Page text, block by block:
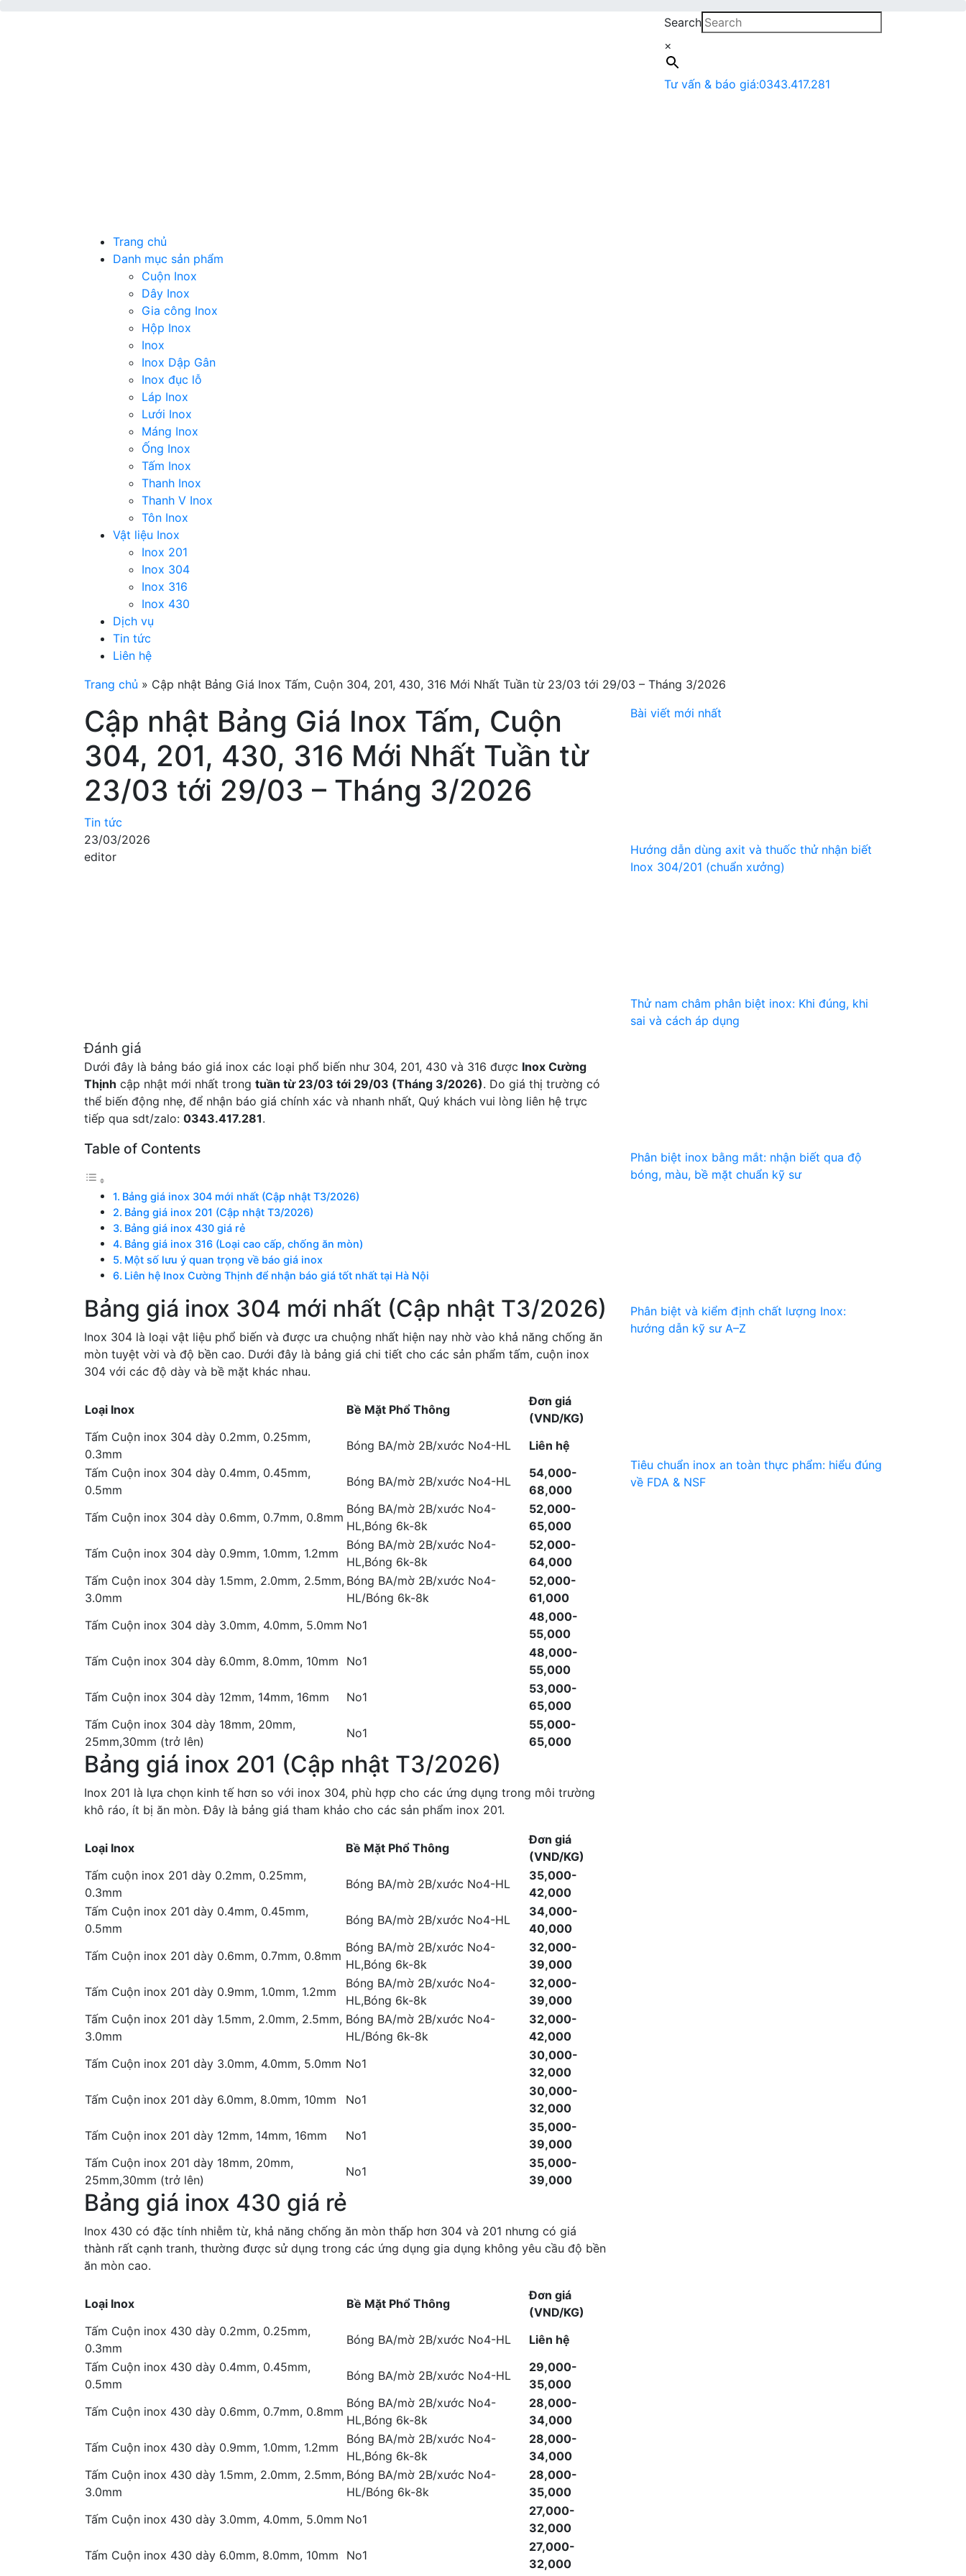
Search
×
Tư vấn & báo giá:0343.417.281
Trang chủ
Danh mục sản phẩm
Cuộn Inox
Dây Inox
Gia công Inox
Hộp Inox
Inox
Inox Dập Gân
Inox đục lỗ
Láp Inox
Lưới Inox
Máng Inox
Ống Inox
Tấm Inox
Thanh Inox
Thanh V Inox
Tôn Inox
Vật liệu Inox
Inox 201
Inox 304
Inox 316
Inox 430
Dịch vụ
Tin tức
Liên hệ
Trang chủ » Cập nhật Bảng Giá Inox Tấm, Cuộn 304, 201, 430, 316 Mới Nhất Tuần từ 23/03 tới 29/03 – Tháng 3/2026
Cập nhật Bảng Giá Inox Tấm, Cuộn
304, 201, 430, 316 Mới Nhất Tuần từ
23/03 tới 29/03 – Tháng 3/2026
Tin tức
23/03/2026
editor
Đánh giá
Dưới đây là bảng báo giá inox các loại phổ biến như 304, 201, 430 và 316 được Inox Cường
Thịnh cập nhật mới nhất trong tuần từ 23/03 tới 29/03 (Tháng 3/2026). Do giá thị trường có
thể biến động nhẹ, để nhận báo giá chính xác và nhanh nhất, Quý khách vui lòng liên hệ trực
tiếp qua sdt/zalo: 0343.417.281.
Table of Contents
Bảng giá inox 304 mới nhất (Cập nhật T3/2026)
Bảng giá inox 201 (Cập nhật T3/2026)
Bảng giá inox 430 giá rẻ
Bảng giá inox 316 (Loại cao cấp, chống ăn mòn)
Một số lưu ý quan trọng về báo giá inox
Liên hệ Inox Cường Thịnh để nhận báo giá tốt nhất tại Hà Nội
Bảng giá inox 304 mới nhất (Cập nhật T3/2026)
Inox 304 là loại vật liệu phổ biến và được ưa chuộng nhất hiện nay nhờ vào khả năng chống ăn
mòn tuyệt vời và độ bền cao. Dưới đây là bảng giá chi tiết cho các sản phẩm tấm, cuộn inox
304 với các độ dày và bề mặt khác nhau.
Loại Inox Bề Mặt Phổ Thông
Đơn giá
(VND/KG)
Tấm Cuộn inox 304 dày 0.2mm, 0.25mm,
0.3mm
Bóng BA/mờ 2B/xước No4-HL
Liên hệ
Tấm Cuộn inox 304 dày 0.4mm, 0.45mm,
0.5mm
Bóng BA/mờ 2B/xước No4-HL
54,000-
68,000
Tấm Cuộn inox 304 dày 0.6mm, 0.7mm, 0.8mm
Bóng BA/mờ 2B/xước No4-
HL,Bóng 6k-8k
52,000-
65,000
Tấm Cuộn inox 304 dày 0.9mm, 1.0mm, 1.2mm
Bóng BA/mờ 2B/xước No4-
HL,Bóng 6k-8k
52,000-
64,000
Tấm Cuộn inox 304 dày 1.5mm, 2.0mm, 2.5mm,
3.0mm
Bóng BA/mờ 2B/xước No4-
HL/Bóng 6k-8k
52,000-
61,000
Tấm Cuộn inox 304 dày 3.0mm, 4.0mm, 5.0mm No1
48,000-
55,000
Tấm Cuộn inox 304 dày 6.0mm, 8.0mm, 10mm
No1
48,000-
55,000
Tấm Cuộn inox 304 dày 12mm, 14mm, 16mm
No1
53,000-
65,000
Tấm Cuộn inox 304 dày 18mm, 20mm,
25mm,30mm (trở lên)
No1
55,000-
65,000
Bảng giá inox 201 (Cập nhật T3/2026)
Inox 201 là lựa chọn kinh tế hơn so với inox 304, phù hợp cho các ứng dụng trong môi trường
khô ráo, ít bị ăn mòn. Đây là bảng giá tham khảo cho các sản phẩm inox 201.
Loại Inox Bề Mặt Phổ Thông
Đơn giá
(VND/KG)
Tấm cuộn inox 201 dày 0.2mm, 0.25mm,
0.3mm
Bóng BA/mờ 2B/xước No4-HL
35,000-
42,000
Tấm Cuộn inox 201 dày 0.4mm, 0.45mm,
0.5mm
Bóng BA/mờ 2B/xước No4-HL
34,000-
40,000
Tấm Cuộn inox 201 dày 0.6mm, 0.7mm, 0.8mm
Bóng BA/mờ 2B/xước No4-
HL,Bóng 6k-8k
32,000-
39,000
Tấm Cuộn inox 201 dày 0.9mm, 1.0mm, 1.2mm
Bóng BA/mờ 2B/xước No4-
HL,Bóng 6k-8k
32,000-
39,000
Tấm Cuộn inox 201 dày 1.5mm, 2.0mm, 2.5mm,
3.0mm
Bóng BA/mờ 2B/xước No4-
HL/Bóng 6k-8k
32,000-
42,000
Tấm Cuộn inox 201 dày 3.0mm, 4.0mm, 5.0mm No1
30,000-
32,000
Tấm Cuộn inox 201 dày 6.0mm, 8.0mm, 10mm
No1
30,000-
32,000
Tấm Cuộn inox 201 dày 12mm, 14mm, 16mm
No1
35,000-
39,000
Tấm Cuộn inox 201 dày 18mm, 20mm,
25mm,30mm (trở lên)
No1
35,000-
39,000
Bảng giá inox 430 giá rẻ
Inox 430 có đặc tính nhiễm từ, khả năng chống ăn mòn thấp hơn 304 và 201 nhưng có giá
thành rất cạnh tranh, thường được sử dụng trong các ứng dụng gia dụng không yêu cầu độ bền
ăn mòn cao.
Loại Inox Bề Mặt Phổ Thông
Đơn giá
(VND/KG)
Tấm Cuộn inox 430 dày 0.2mm, 0.25mm,
0.3mm
Bóng BA/mờ 2B/xước No4-HL
Liên hệ
Tấm Cuộn inox 430 dày 0.4mm, 0.45mm,
0.5mm
Bóng BA/mờ 2B/xước No4-HL
29,000-
35,000
Tấm Cuộn inox 430 dày 0.6mm, 0.7mm, 0.8mm
Bóng BA/mờ 2B/xước No4-
HL,Bóng 6k-8k
28,000-
34,000
Tấm Cuộn inox 430 dày 0.9mm, 1.0mm, 1.2mm
Bóng BA/mờ 2B/xước No4-
HL,Bóng 6k-8k
28,000-
34,000
Tấm Cuộn inox 430 dày 1.5mm, 2.0mm, 2.5mm,
3.0mm
Bóng BA/mờ 2B/xước No4-
HL/Bóng 6k-8k
28,000-
35,000
Tấm Cuộn inox 430 dày 3.0mm, 4.0mm, 5.0mm No1
27,000-
32,000
Tấm Cuộn inox 430 dày 6.0mm, 8.0mm, 10mm
No1
27,000-
32,000
Bài viết mới nhất
Hướng dẫn dùng axit và thuốc thử nhận biết
Inox 304/201 (chuẩn xưởng)
Thử nam châm phân biệt inox: Khi đúng, khi
sai và cách áp dụng
Phân biệt inox bằng mắt: nhận biết qua độ
bóng, màu, bề mặt chuẩn kỹ sư
Phân biệt và kiểm định chất lượng Inox:
hướng dẫn kỹ sư A–Z
Tiêu chuẩn inox an toàn thực phẩm: hiểu đúng
về FDA & NSF